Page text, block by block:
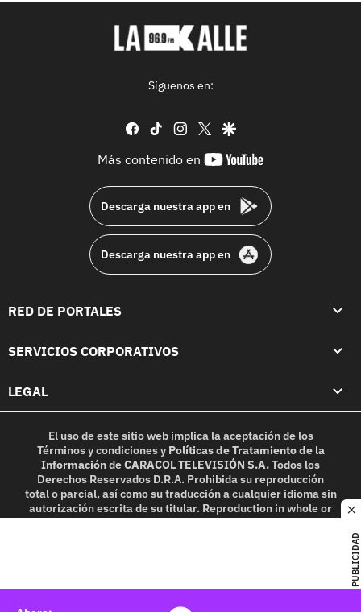
PUBLICIDAD
Síguenos en:
facebook
tiktok instagram
twittergoogle
Más contenido en
youtube-
Descarga nuestra app en
Descarga nuestra app en
RED DE PORTALES
SERVICIOS CORPORATIVOS
LEGAL
El uso de este sitio web implica la aceptación de los
Términos y condicionesy Políticas de Tratamiento de la
InformacióndeCARACOL TELEVISIÓN S.A.Todos los
Derechos Reservados D.R.A. Prohibida su reproducción
total o parcial, así como su traducción a cualquier idioma sin
autorización escrita de su titular. Reproduction in whole or
in part, or translation without written permission is